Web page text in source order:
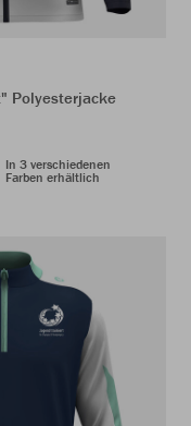
Polyesterjacke
In 3 verschiedenen
Farben erhältlich